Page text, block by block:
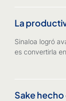
La
Sinaloa logró
es convertirla
Sake